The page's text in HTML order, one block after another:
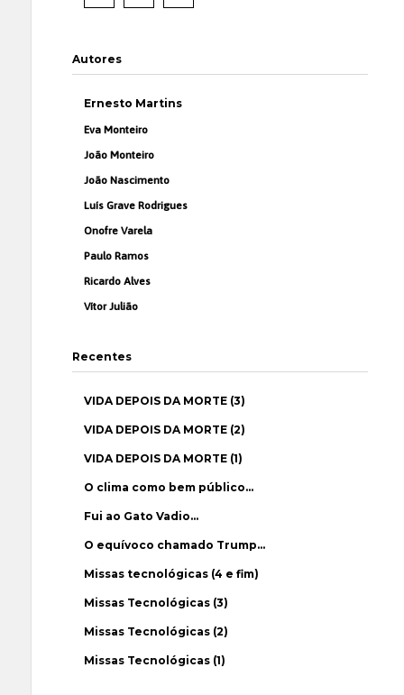
Autores
Ernesto Martins
Eva Monteiro
João Monteiro
João Nascimento
Luís Grave Rodrigues
Onofre Varela
Paulo Ramos
Ricardo Alves
Vítor Julião
Recentes
VIDA DEPOIS DA MORTE (3)
VIDA DEPOIS DA MORTE (2)
VIDA DEPOIS DA MORTE (1)
O clima como bem público…
Fui ao Gato Vadio…
O equívoco chamado Trump…
Missas tecnológicas (4 e fim)
Missas Tecnológicas (3)
Missas Tecnológicas (2)
Missas Tecnológicas (1)